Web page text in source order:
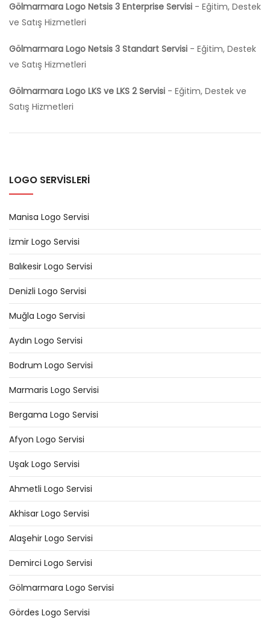
Gölmarmara Logo Netsis 3 Enterprise Servisi - Eğitim, Destek
ve Satış Hizmetleri
Gölmarmara Logo Netsis 3 Standart Servisi - Eğitim, Destek
ve Satış Hizmetleri
Gölmarmara Logo LKS ve LKS 2 Servisi - Eğitim, Destek ve
Satış Hizmetleri
LOGO SERVİSLERİ
Manisa Logo Servisi
İzmir Logo Servisi
Balıkesir Logo Servisi
Denizli Logo Servisi
Muğla Logo Servisi
Aydın Logo Servisi
Bodrum Logo Servisi
Marmaris Logo Servisi
Bergama Logo Servisi
Afyon Logo Servisi
Uşak Logo Servisi
Ahmetli Logo Servisi
Akhisar Logo Servisi
Alaşehir Logo Servisi
Demirci Logo Servisi
Gölmarmara Logo Servisi
Gördes Logo Servisi